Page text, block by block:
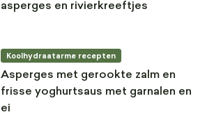
asperges en rivierkreeftjes
Koolhydraatarme recepten
Asperges met gerookte zalm en
frisse yoghurtsaus met garnalen en
ei